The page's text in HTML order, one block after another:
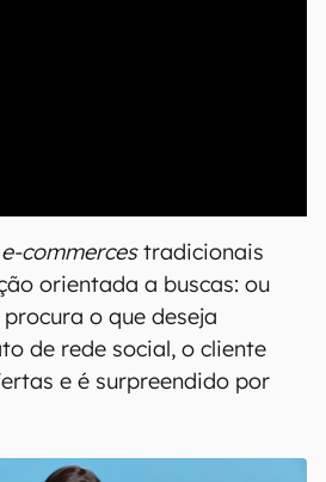
e-commercestradicionais
orientada a buscas: ou
o que deseja
de rede social, o cliente
e é surpreendido por